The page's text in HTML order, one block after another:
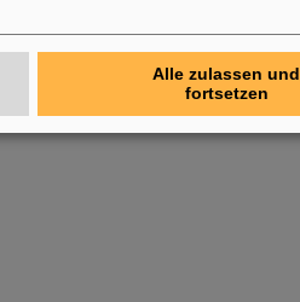
Alle zulassen und
fortsetzen